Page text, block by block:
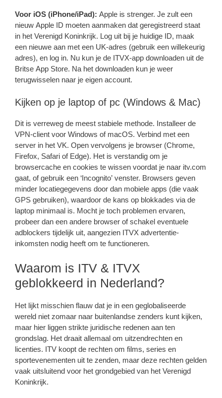
Voor iOS (iPhone/iPad): Apple is strenger. Je zult een
nieuw Apple ID moeten aanmaken dat geregistreerd staat
in het Verenigd Koninkrijk. Log uit bij je huidige ID, maak
een nieuwe aan met een UK-adres (gebruik een willekeurig
adres), en log in. Nu kun je de ITVX-app downloaden uit de
Britse App Store. Na het downloaden kun je weer
terugwisselen naar je eigen account.
Kijken op je laptop of pc (Windows & Mac)
Dit is verreweg de meest stabiele methode. Installeer de
VPN-client voor Windows of macOS. Verbind met een
server in het VK. Open vervolgens je browser (Chrome,
Firefox, Safari of Edge). Het is verstandig om je
browsercache en cookies te wissen voordat je naar itv.com
gaat, of gebruik een ‘Incognito’ venster. Browsers geven
minder locatiegegevens door dan mobiele apps (die vaak
GPS gebruiken), waardoor de kans op blokkades via de
laptop minimaal is. Mocht je toch problemen ervaren,
probeer dan een andere browser of schakel eventuele
adblockers tijdelijk uit, aangezien ITVX advertentie-
inkomsten nodig heeft om te functioneren.
Waarom is ITV & ITVX
geblokkeerd in Nederland?
Het lijkt misschien flauw dat je in een geglobaliseerde
wereld niet zomaar naar buitenlandse zenders kunt kijken,
maar hier liggen strikte juridische redenen aan ten
grondslag. Het draait allemaal om uitzendrechten en
licenties. ITV koopt de rechten om films, series en
sportevenementen uit te zenden, maar deze rechten gelden
vaak uitsluitend voor het grondgebied van het Verenigd
Koninkrijk.